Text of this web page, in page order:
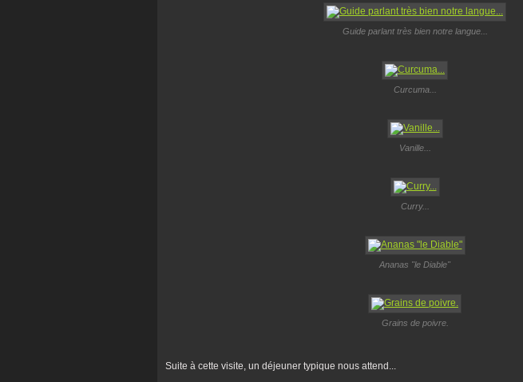
Guide parlant très bien notre langue...
Curcuma...
Vanille...
Curry...
Ananas "le Diable"
Grains de poivre.
Suite à cette visite, un déjeuner typique nous attend...